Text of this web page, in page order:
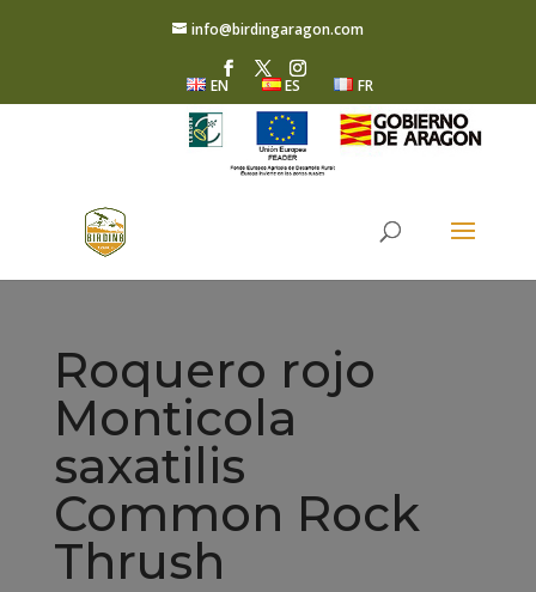
info@birdingaragon.com
EN ES FR
Roquero rojo
Monticola
saxatilis
Common Rock
Thrush